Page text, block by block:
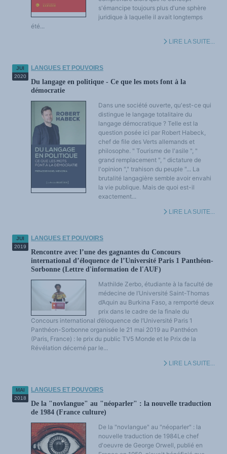
LES FONDAMENTAUX
Les acteurs du plurilinguisme
Langues et géopolitique - L'avenir des langues
Multilinguismes et plurilinguismes
Science ouverte
Langues et pouvoirs
Terminologie
Textes de référence
DOSSIERS THÉMATIQUES
Culture et industries culturelles
Economique et social
Accès au dictionnaire des anglicismes
Accéder à la plateforme pour la traduction (en construction)
Accès à la banque de données Relations internationales
Accéder au site de l'OPA (Observatoire du plurilinguisme en Afrique)
ACTUALITÉS/EVENEMENTS
Manifestations
Chroniques et humeurs
Courrier des lecteurs
s'émancipe toujours plus d'une sphère
juridique à laquelle il avait longtemps
été...
LIRE LA SUITE...
JUI
2020
LANGUES ET POUVOIRS
Du langage en politique - Ce que les mots font à la
démocratie
Dans une société ouverte, qu'est-ce qui
distingue le langage totalitaire du
langage démocratique ? Telle est la
question posée ici par Robert Habeck,
chef de file des Verts allemands et
philosophe. " Tourisme de l'asile ", "
grand remplacement ", " dictature de
l'opinion "," trahison du peuple "... La
brutalité langagière semble avoir envahi
la vie publique. Mais de quoi est-il
exactement...
LIRE LA SUITE...
JUI
2019
LANGUES ET POUVOIRS
Rencontre avec l’une des gagnantes du Concours
international d’éloquence de l’Université Paris 1 Panthéon-
Sorbonne (Lettre d'information de l'AUF)
Mathilde Zerbo, étudiante à la faculté de
médecine de l’Université Saint-Thomas
d’Aquin au Burkina Faso, a remporté deux
prix dans le cadre de la finale du
Concours international d’éloquence de l’Université Paris 1
Panthéon-Sorbonne organisée le 21 mai 2019 au Panthéon
(Paris, France) : le prix du public TV5 Monde et le Prix de la
Révélation décerné par le...
LIRE LA SUITE...
MAI
2018
LANGUES ET POUVOIRS
De la "novlangue" au "néoparler" : la nouvelle traduction
de 1984 (France culture)
De la "novlangue" au "néoparler" : la
nouvelle traduction de 1984Le chef
d'oeuvre de George Orwell, publié en